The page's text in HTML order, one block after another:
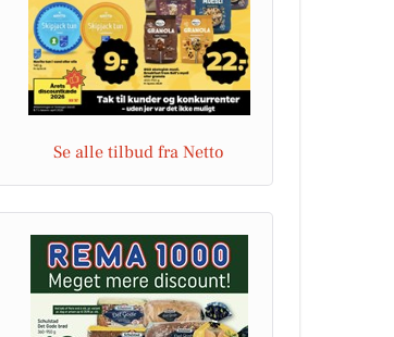
Se alle tilbud fra Netto